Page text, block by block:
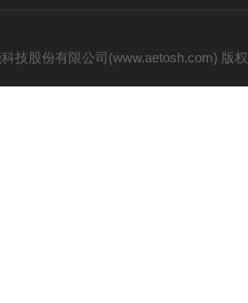
技股份有限公司(www.aetosh.com)